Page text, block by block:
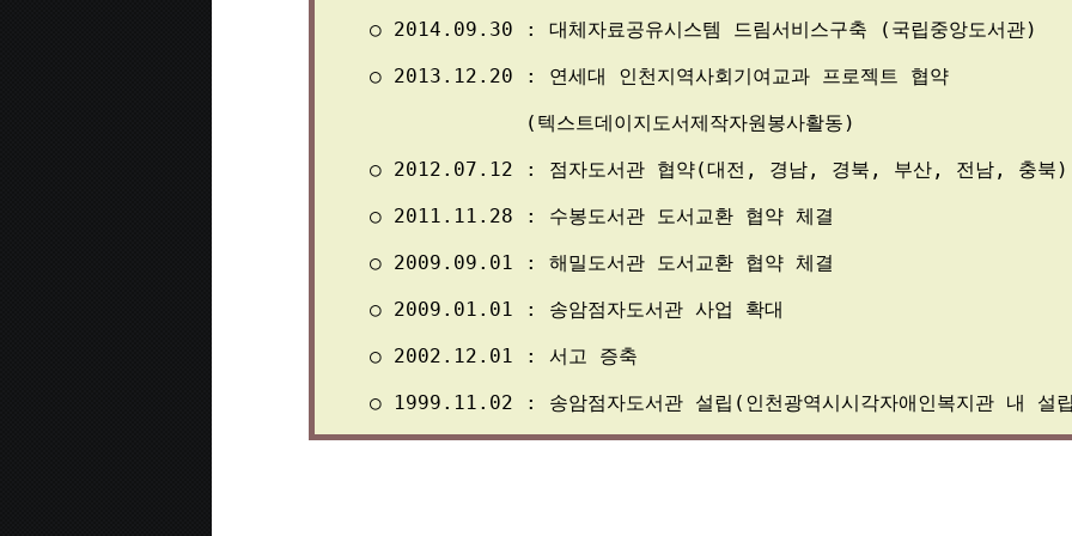
○ 2014.09.30 : 대체자료공유시스템 드림서비스구축 ( 국립중앙도서관)
○ 2013.12.20 : 연세대 인천지역사회기여교과 프로젝트 협약
( 텍스트데이지도서제작자원봉사활동 )
○ 2012.07.12 : 점자도서관 협약(대전 , 경남, 경북 , 부산, 전남, 충북 )
○ 2011.11.28 : 수봉도서관 도서교환 협약 체결
○ 2009.09.01 : 해밀도서관 도서교환 협약 체결
○ 2009.01.01 : 송암점자도서관 사업 확대
○ 2002.12.01 : 서고 증축
○ 1999.11.02 : 송암점자도서관 설립 ( 인천광역시시각자애인복지관 내 설